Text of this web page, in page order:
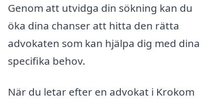
Genom att utvidga din sökning kan du
öka dina chanser att hitta den rätta
advokaten som kan hjälpa dig med dina
specifika behov.
När du letar efter en advokat i Krokom